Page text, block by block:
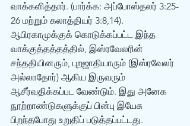
வாக்களித்தார். (பார்க்க: அப்போஸ்தலர் 3:25-
26 மற்றும் கலாத்தியர் 3:8,14).
ஆபிரகாமுக்குக் கொடுக்கப்பட்ட இந்த
வாக்குத்தத்தத்தில், இஸ்ரவேலரின்
சந்ததியினரும், புறஜாதியாரும் (இஸ்ரவேலர்
அல்லாதோர்) ஆகிய இருவரும்
ஆசீர்வதிக்கப்பட வேண்டும். இது அனேக
நூற்றாண்டுகளுக்குப் பின்பு இயேசு
பிறந்தபோது உறுதிப் படுத்தப்பட்டது.